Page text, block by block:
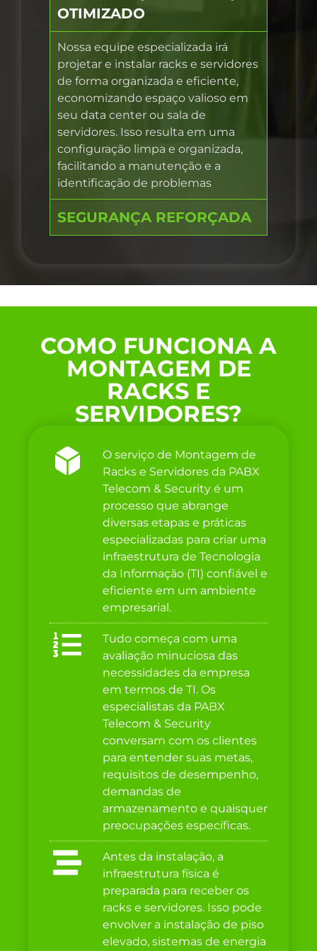
OTIMIZADO
Nossa equipe especializada irá
projetar e instalar racks e servidores
de forma organizada e eficiente,
economizando espaço valioso em
seu data center ou sala de
servidores. Isso resulta em uma
configuração limpa e organizada,
facilitando a manutenção e a
identificação de problemas
SEGURANÇA REFORÇADA
COMO FUNCIONA A
MONTAGEM DE
RACKS E
SERVIDORES?
O serviço de Montagem de
Racks e Servidores da PABX
Telecom & Security é um
processo que abrange
diversas etapas e práticas
especializadas para criar uma
infraestrutura de Tecnologia
da Informação (TI) confiável e
eficiente em um ambiente
empresarial.
Tudo começa com uma
avaliação minuciosa das
necessidades da empresa
em termos de TI. Os
especialistas da PABX
Telecom & Security
conversam com os clientes
para entender suas metas,
requisitos de desempenho,
demandas de
armazenamento e quaisquer
preocupações específicas.
Antes da instalação, a
infraestrutura física é
preparada para receber os
racks e servidores. Isso pode
envolver a instalação de piso
elevado, sistemas de energia